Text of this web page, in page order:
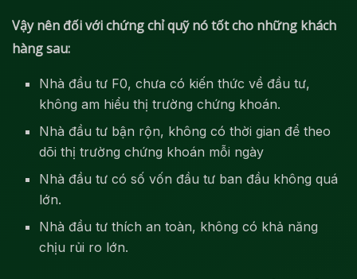
Vậy nên đối với chứng chỉ quỹ nó tốt cho những khách
hàng sau:
Nhà đầu tư F0, chưa có kiến thức về đầu tư,
không am hiểu thị trường chứng khoán.
Nhà đầu tư bận rộn, không có thời gian để theo
dõi thị trường chứng khoán mỗi ngày
Nhà đầu tư có số vốn đầu tư ban đầu không quá
lớn.
Nhà đầu tư thích an toàn, không có khả năng
chịu rủi ro lớn.